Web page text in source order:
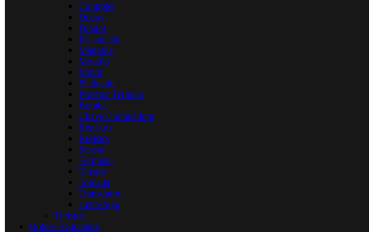
Controler
Dedos
Diodos
Kit Junção
Manopla
Modulo
Motor
Platinado
Protetor Termico
Bomba
Chave Comutadora
Registro
Resistor
Sensor
Terminal
Tiristor
Tomada
Transdutor
Centrifugo
Tyristor
Botões e Sinaleiro